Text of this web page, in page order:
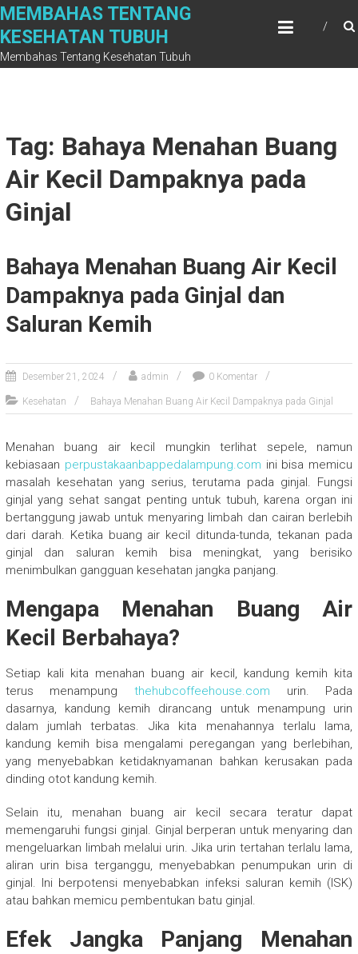
Skip
content
MEMBAHAS TENTANG
KESEHATAN TUBUH
Membahas Tentang Kesehatan Tubuh
Tag: Bahaya Menahan Buang
Air Kecil Dampaknya pada
Ginjal
Bahaya Menahan Buang Air Kecil
Dampaknya pada Ginjal dan
Saluran Kemih
Desember 21, 2024 admin 0 Komentar
Kesehatan Bahaya Menahan Buang Air Kecil Dampaknya pada Ginjal
Menahan buang air kecil mungkin terlihat sepele, namun
kebiasaan perpustakaanbappedalampung.com ini bisa memicu
masalah kesehatan yang serius, terutama pada ginjal. Fungsi
ginjal yang sehat sangat penting untuk tubuh, karena organ ini
bertanggung jawab untuk menyaring limbah dan cairan berlebih
dari darah. Ketika buang air kecil ditunda-tunda, tekanan pada
ginjal dan saluran kemih bisa meningkat, yang berisiko
menimbulkan gangguan kesehatan jangka panjang.
Mengapa Menahan Buang Air
Kecil Berbahaya?
Setiap kali kita menahan buang air kecil, kandung kemih kita
terus menampung thehubcoffeehouse.com urin. Pada
dasarnya, kandung kemih dirancang untuk menampung urin
dalam jumlah terbatas. Jika kita menahannya terlalu lama,
kandung kemih bisa mengalami peregangan yang berlebihan,
yang menyebabkan ketidaknyamanan bahkan kerusakan pada
dinding otot kandung kemih.
Selain itu, menahan buang air kecil secara teratur dapat
memengaruhi fungsi ginjal. Ginjal berperan untuk menyaring dan
mengeluarkan limbah melalui urin. Jika urin tertahan terlalu lama,
aliran urin bisa terganggu, menyebabkan penumpukan urin di
ginjal. Ini berpotensi menyebabkan infeksi saluran kemih (ISK)
atau bahkan memicu pembentukan batu ginjal.
Efek Jangka Panjang Menahan